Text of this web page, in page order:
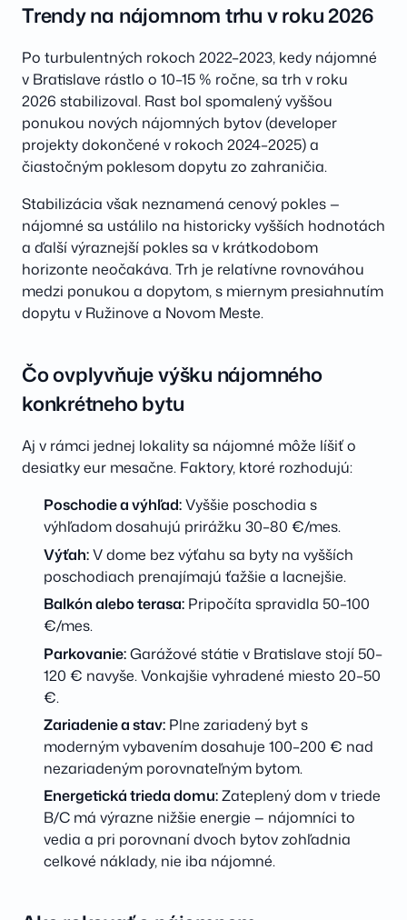
Trendy na nájomnom trhu v roku 2026
Po turbulentných rokoch 2022–2023, kedy nájomné
v Bratislave rástlo o 10–15 % ročne, sa trh v roku
2026 stabilizoval. Rast bol spomalený vyššou
ponukou nových nájomných bytov (developer
projekty dokončené v rokoch 2024–2025) a
čiastočným poklesom dopytu zo zahraničia.
Stabilizácia však neznamená cenový pokles —
nájomné sa ustálilo na historicky vyšších hodnotách
a ďalší výraznejší pokles sa v krátkodobom
horizonte neočakáva. Trh je relatívne rovnováhou
medzi ponukou a dopytom, s miernym presiahnutím
dopytu v Ružinove a Novom Meste.
Čo ovplyvňuje výšku nájomného
konkrétneho bytu
Aj v rámci jednej lokality sa nájomné môže líšiť o
desiatky eur mesačne. Faktory, ktoré rozhodujú:
Poschodie a výhľad:Vyššie poschodia s
výhľadom dosahujú prirážku 30–80 €/mes.
Výťah:V dome bez výťahu sa byty na vyšších
poschodiach prenajímajú ťažšie a lacnejšie.
Balkón alebo terasa: Pripočíta spravidla 50–100
€/mes.
Parkovanie:Garážové státie v Bratislave stojí 50–
120 € navyše. Vonkajšie vyhradené miesto 20–50
€.
Zariadenie a stav: Plne zariadený byt s
moderným vybavením dosahuje 100–200 € nad
nezariadeným porovnateľným bytom.
Energetická trieda domu:Zateplený dom v triede
B/C má výrazne nižšie energie — nájomníci to
vedia a pri porovnaní dvoch bytov zohľadnia
celkové náklady, nie iba nájomné.